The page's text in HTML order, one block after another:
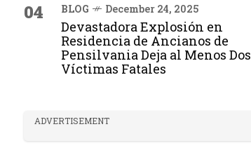
04 BLOG December 24, 2025
Devastadora Explosión en
Residencia de Ancianos de
Pensilvania Deja al Menos Dos
Víctimas Fatales
ADVERTISEMENT